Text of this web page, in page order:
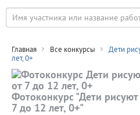
Главная Все конкурсы
Дети
лет, 0+
Фотоконкурс "Дети
7 до 12 лет, 0+"